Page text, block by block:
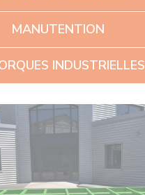
MANUTENTION
INDUSTRIELLES